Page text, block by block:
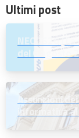
Ultimi post
NEODS26 |
del 6 agosto
Assunzioni
informativa